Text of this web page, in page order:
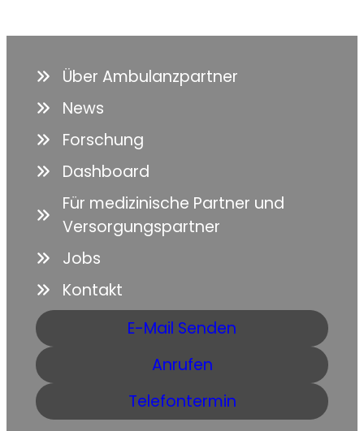
Über Ambulanzpartner
News
Forschung
Dashboard
Für medizinische Partner und
Versorgungspartner
Jobs
Kontakt
E-Mail Senden
Anrufen
Telefontermin